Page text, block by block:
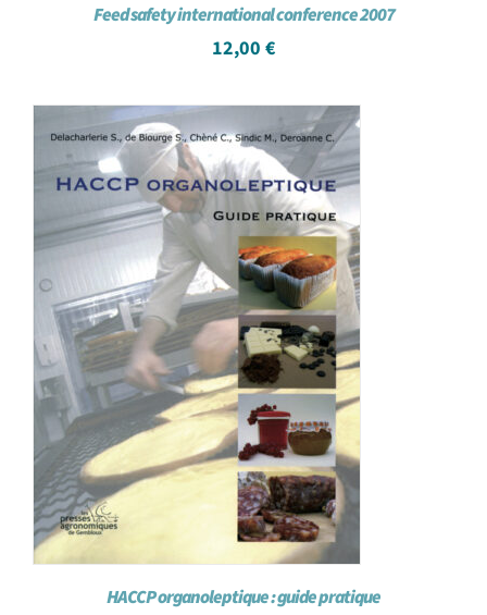
Feed safety international conference 2007
12,00 €
HACCP organoleptique : guide pratique